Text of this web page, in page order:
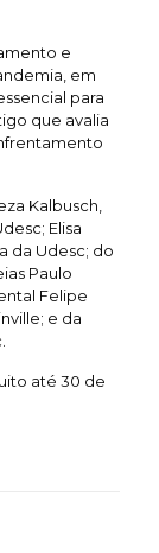
e
em
para
que avalia
Kalbusch,
Elisa
da Udesc; do
Paulo
Felipe
e da
até 30 de